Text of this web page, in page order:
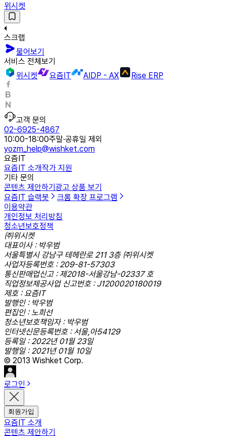
위시켓
스크랩
물어보기
서비스 전체보기
위시켓
요즘IT AIDP - AX Rise ERP
고객 문의
02-6925-4867
10:00-18:00주말·공휴일 제외
yozm_help@wishket.com
요즘IT
요즘IT 소개작가 지원
기타 문의
콘텐츠 제안하기광고 상품 보기
요즘IT 슬랙봇
크롬 확장 프로그램
이용약관
개인정보 처리방침
청소년보호정책
㈜위시켓
대표이사 : 박우범
서울특별시 강남구 테헤란로 211 3층 ㈜위시켓
사업자등록번호 : 209-81-57303
통신판매업신고 : 제2018-서울강남-02337 호
직업정보제공사업 신고번호 : J1200020180019
제호 : 요즘IT
발행인 : 박우범
편집인 : 노희선
청소년보호책임자 : 박우범
인터넷신문등록번호 : 서울,아54129
등록일 : 2022년 01월 23일
발행일 : 2021년 01월 10일
© 2013 Wishket Corp.
로그인
회원가입
요즘IT 소개
콘텐츠 제안하기